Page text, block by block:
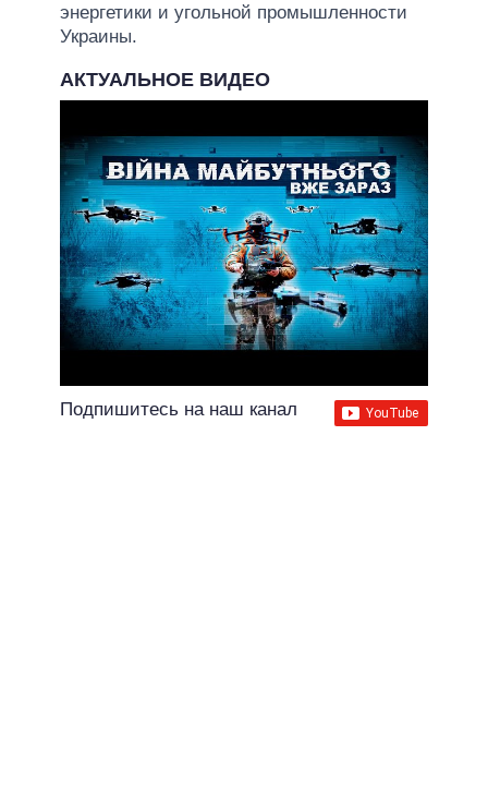
энергетики и угольной промышленности
Украины.
АКТУАЛЬНОЕ ВИДЕО
Подпишитесь на наш канал